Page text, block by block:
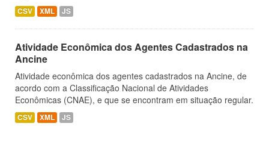
CSV XML JS
Atividade Econômica dos Agentes Cadastrados na
Ancine
Atividade econômica dos agentes cadastrados na Ancine, de
acordo com a Classificação Nacional de Atividades
Econômicas (CNAE), e que se encontram em situação regular.
CSV XML JS